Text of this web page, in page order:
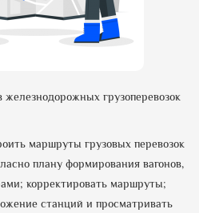
грузоперевозок
маршруты грузовых перевозок
плану формирования вагонов,
корректировать маршруты;
станций и просматривать